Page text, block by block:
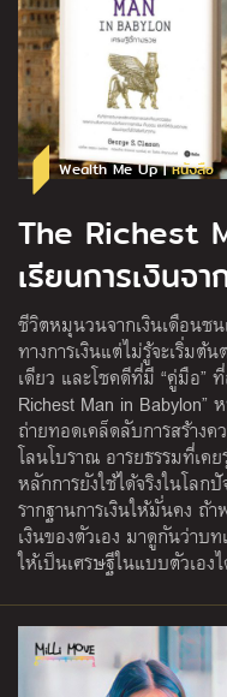
Wealth Me Up |หนังสือ
The Richest
เรียนการเงินจ
ชีวิตหมุนวนจากเงินเดือนช
ทางการเงินแต่ไม่รู้จะเริ่ม
เดียว และโชคดีที่มี “คู่มือ”
Richest Man in
ถ่ายทอดเคล็ดลับการสร้าง
โลนโบราณ อารยธรรมที่เค
หลักการยังใช้ได้จริงในโลก
รากฐานการเงินให้มั่นคง ถ้
เงินของตัวเอง มาดูกันว่าบ
ให้เป็นเศรษฐีในแบบตัวเอง